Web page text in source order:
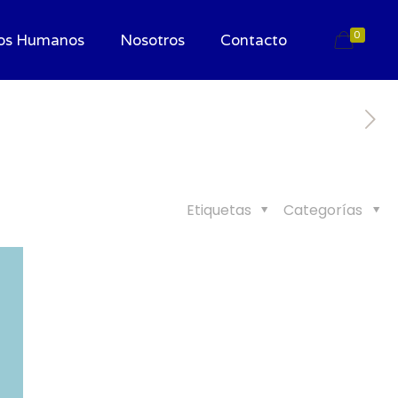
Humanos Nosotros Contacto 0
Categorías
Etiquetas